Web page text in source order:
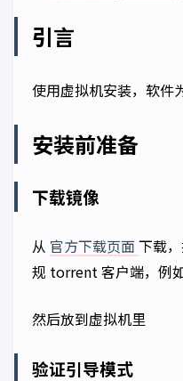
引言
使用虚拟机安装，软件
安装前准备
下载镜像
从 官方下载页面下载
规 torrent 客户端，例
然后放到虚拟机里
验证引导模式